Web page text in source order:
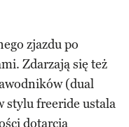
zjazdu po
Zdarzają się też
(dual
stylu freeride ustala
dotarcia